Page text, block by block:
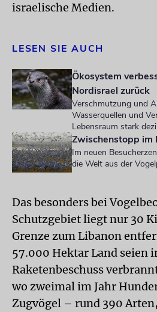
israelische Medien.
LESEN SIE AUCH
Ökosystem
Nordisrael zurück
Verschmutzung und
Wasserquellen und
Lebensraum stark
Zwischenstopp im
Im neuen
die Welt aus der
Das besonders bei
Schutzgebiet liegt nur 30
Grenze zum Libanon
57.000 Hektar Land seien
Raketenbeschuss
wo zweimal im Jahr
Zugvögel – rund 390